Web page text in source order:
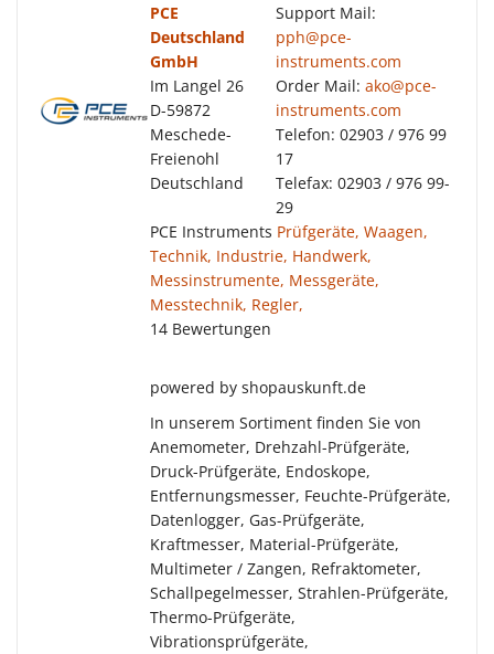
PCE
Deutschland
GmbH
Im Langel 26
D-59872
Meschede-
Freienohl
Deutschland
Support Mail:
pph@pce-
instruments.com
Order Mail: ako@pce-
instruments.com
Telefon: 02903 / 976 99
17
Telefax: 02903 / 976 99-
29
PCE Instruments Prüfgeräte, Waagen,
Technik, Industrie, Handwerk,
Messinstrumente, Messgeräte,
Messtechnik, Regler,
14 Bewertungen
powered by shopauskunft.de
In unserem Sortiment finden Sie von
Anemometer, Drehzahl-Prüfgeräte,
Druck-Prüfgeräte, Endoskope,
Entfernungsmesser, Feuchte-Prüfgeräte,
Datenlogger, Gas-Prüfgeräte,
Kraftmesser, Material-Prüfgeräte,
Multimeter / Zangen, Refraktometer,
Schallpegelmesser, Strahlen-Prüfgeräte,
Thermo-Prüfgeräte,
Vibrationsprüfgeräte,